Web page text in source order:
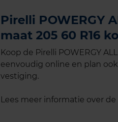
Pirelli POWERGY
maat 205 60 R16
Koop de Pirelli POWERGY
eenvoudig online en plan
vestiging.
Lees meer informatie over